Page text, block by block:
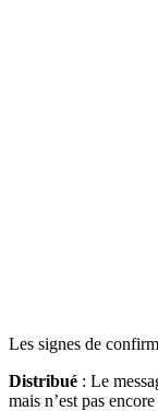
Les signes de
Distribué : Le
mais n’est pas